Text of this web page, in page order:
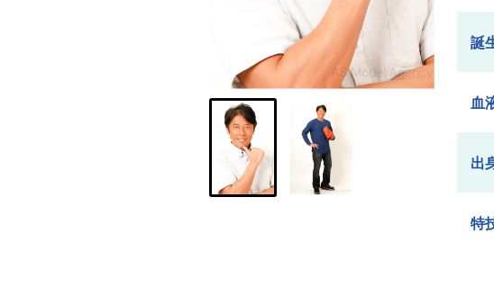
誕
血
出
特